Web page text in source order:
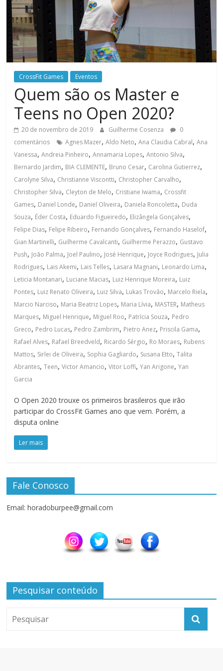
CrossFit Games Eventos
Quem são os Master e
Teens no Open 2020?
20 de novembro de 2019 Guilherme Cosenza
0
comentários
Agnes Mazer,Aldo Neto,Ana Claudia Cabral,Ana
Vanessa,Andreia Pinheiro,Annamaria Lopes,Antonio Silva,
Bernardo Jardim, BIA CLEMENTE, Bruno Cesar, Carolina Gutierrez,
Carolyne Silva, Christianne Viscontti, Christopher Carvalho,
Christopher Silva, Cleyton de Melo, Cristiane Iwama, Crossfit
Games, Daniel Londe, Daniel Oliveira, Daniela Roncoletta, Duda
Souza, Éder Costa, Eduardo Figueiredo, Elizângela Gonçalves,
Felipe Dias, Felipe Ribeiro, Fernando Gonçalves, Fernando Haselof,
Gian Martinelli, Guilherme Cavalcanti, Guilherme Perazzo, Gustavo
Push, João Palma, Joel Paulino, José Henrique, Joyce Rodrigues, Julia
Rodrigues, Lais Akemi, Lais Telles, Lasara Magnani, Leonardo Lima,
Leticia Montanari, Luciane Macias, Luiz Henrique Moreira, Luiz
Pontes, Luiz Renato Oliveira, Luiz Silva, Lukas Trovão, Marcelo Riela,
Marcio Narciso, Maria Beatriz Lopes, Maria Lívia, MASTER, Matheus
Marques, Miguel Henrique, Miguel Roo, Patrícia Souza, Pedro
Greco, Pedro Lucas, Pedro Zambrim, Pietro Anez, Priscila Gama,
Rafael Alves, Rafael Breedveld, Ricardo Sérgio, Ro Moraes, Rubens
Mattos, Sirlei de Oliveira, Sophia Gagliardo, Susana Etto,Talita
Abrantes,Teen,Victor Amancio,Vitor Loffi,Yan Arigone,Yan
Garcia
O Open 2020 trouxe os primeiros brasileiros que irão
participar do CrossFit Games ano que vem. Porém, a
disputa online
Ler mais
Fale Conosco
Email: horadoburpee@gmail.com
Pesquisar conteúdo